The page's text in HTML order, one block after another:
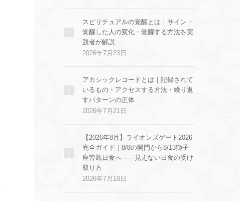
スピリチュアルの覚醒とは｜サイン・
覚醒した人の変化・覚醒する方法を実
践者が解説
2026年7月23日
アカシックレコードとは｜記録されて
いるもの・アクセスする方法・繰り返
すパターンの正体
2026年7月21日
【2026年8月】ライオンズゲート2026
完全ガイド｜8/8の開門から8/13獅子
座皆既日食へ——見えない日食の受け
取り方
2026年7月18日